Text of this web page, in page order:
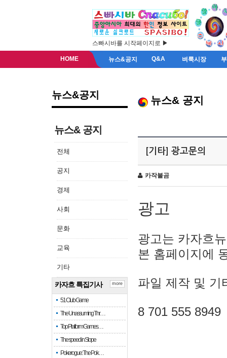
스빠시바를 시작페이지로 ▶
HOME 뉴스&공지 Q&A 벼룩시장
뉴스&공지
뉴스& 공지
전체
공지
경제
사회
문화
교육
기타
카자흐 특집기사
51 Club Game
The Unassuming Thr…
Top Platform Games…
The speed in Slope
Pokerogue: The Pok…
more
뉴스& 공지
[기타] 광고문의
카작불곰
광고
광고는 카자흐
본 홈페이지에
파일 제작 및 기
8 701 555 8949